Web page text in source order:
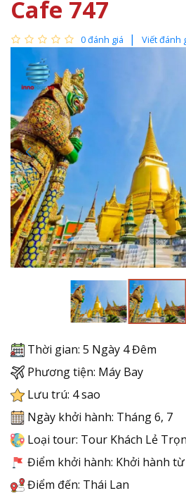
Cafe 747
0 đánh giá Viết đánh
Thời gian: 5 Ngày 4 Đêm
Phương tiện: Máy Bay
Lưu trú: 4 sao
Ngày khởi hành: Tháng 6, 7
Loại tour: Tour Khách Lẻ
Điểm khởi hành: Khởi hành từ
Điểm đến: Thái Lan